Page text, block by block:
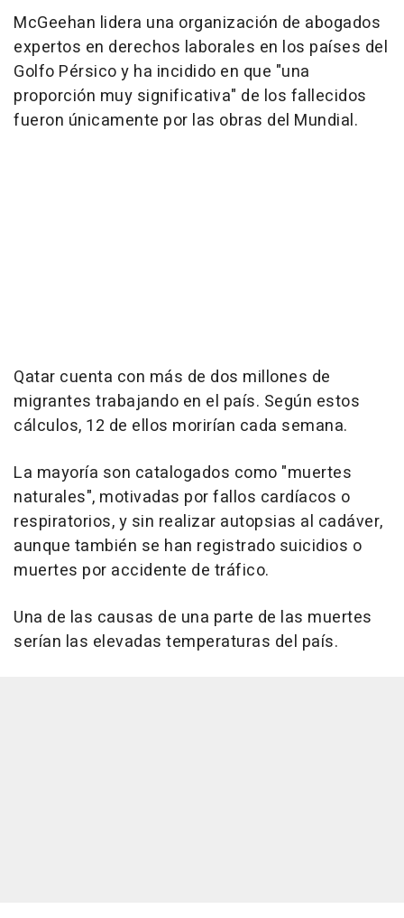
McGeehan lidera una organización de abogados
expertos en derechos laborales en los países del
Golfo Pérsico y ha incidido en que "una
proporción muy significativa" de los fallecidos
fueron únicamente por las obras del Mundial.
Qatar cuenta con más de dos millones de
migrantes trabajando en el país. Según estos
cálculos, 12 de ellos morirían cada semana.
La mayoría son catalogados como "muertes
naturales", motivadas por fallos cardíacos o
respiratorios, y sin realizar autopsias al cadáver,
aunque también se han registrado suicidios o
muertes por accidente de tráfico.
Una de las causas de una parte de las muertes
serían las elevadas temperaturas del país.